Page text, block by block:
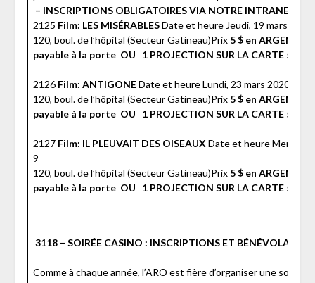
– INSCRIPTIONS OBLIGATOIRES VIA NOTRE INTRANET
2125 Film: LES MISÉRABLESDate et heure Jeudi, 19 mars 2020
120, boul. de l’hôpital (Secteur Gatineau)Prix5 $ en ARGENT
payable à la porte OU 1 PROJECTION SUR LA CARTE 5
2126Film: ANTIGONEDate et heure Lundi, 23 mars 2020 – 13
120, boul. de l’hôpital (Secteur Gatineau)Prix5 $ en ARGENT
payable à la porte OU 1 PROJECTION SUR LA CARTE 5
2127Film: IL PLEUVAIT DES OISEAUX Date et heure Mercredi,
9
120, boul. de l’hôpital (Secteur Gatineau)Prix5 $ en ARGENT
payable à la porte OU 1 PROJECTION SUR LA CARTE 5
3118 – SOIRÉE CASINO : INSCRIPTIONS ET BÉNÉVOLAT
Comme à chaque année, l’ARO est fière d’organiser une soirée